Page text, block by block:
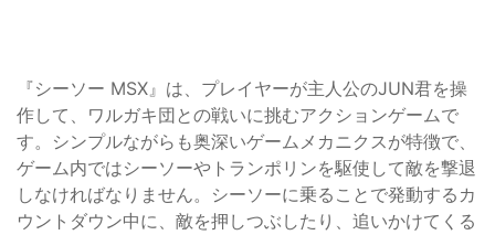
『シーソー MSX』は、プレイヤーが主人公のJUN君を操
作して、ワルガキ団との戦いに挑むアクションゲームで
す。シンプルながらも奥深いゲームメカニクスが特徴で、
ゲーム内ではシーソーやトランポリンを駆使して敵を撃退
しなければなりません。シーソーに乗ることで発動するカ
ウントダウン中に、敵を押しつぶしたり、追いかけてくる